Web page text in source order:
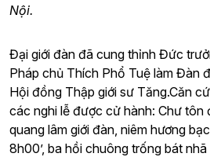
Nội.
Đại giới đàn đã cung thỉnh Đức
Pháp chủ Thích Phổ Tuệ làm Đàn
Hội đồng Thập giới sư Tăng.Căn
các nghi lễ được cử hành: Chư tôn
quang lâm giới đàn, niêm hương
8h00’, ba hồi chuông trống bát